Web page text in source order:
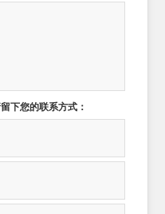
下您的联系方式：